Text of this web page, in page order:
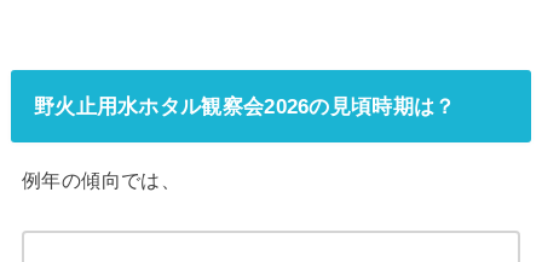
野火止用水ホタル観察会2026の見頃時期は？
例年の傾向では、